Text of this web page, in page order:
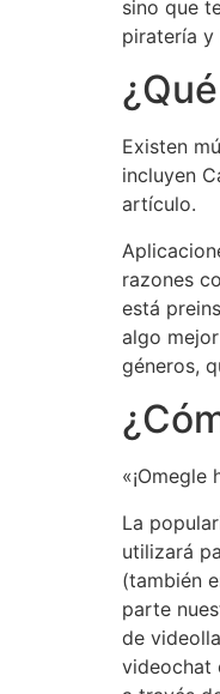
sino que
piratería y
Existen
incluyen
artículo.
razones
está
algo
géneros,
La
utilizará
(también
parte
de
videochat